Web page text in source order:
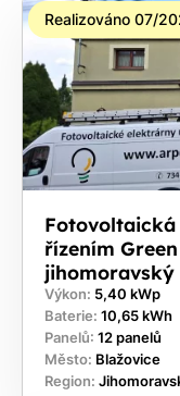
a nic Vás
to
nestojí.
Realizováno 07/
řízením
Výkon: 5,40 kWp
Baterie: 10,65 kWh
Panelů: 12 panelů
Město: Blažovice
Region: